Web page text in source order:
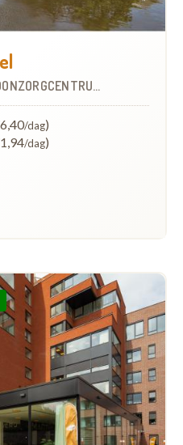
(WZC)
/dag)
/dag)